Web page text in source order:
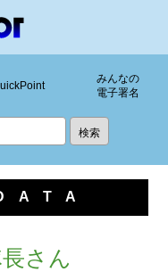
みんなの
電子署名
さん